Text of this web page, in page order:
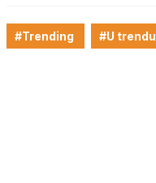
#Trending #U trendu